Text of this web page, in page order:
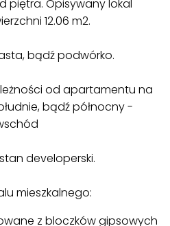
piętra. Opisywany lokal
12.06 m2.
bądź podwórko.
od apartamentu na
bądź północny -
developerski.
mieszkalnego:
z bloczków gipsowych